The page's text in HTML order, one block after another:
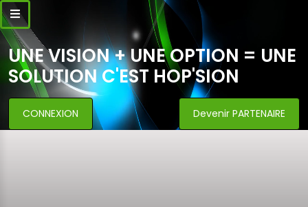
UNE VISION + UNE OPTION = UNE
SOLUTION C'EST HOP'SION
CONNEXION Devenir PARTENAIRE